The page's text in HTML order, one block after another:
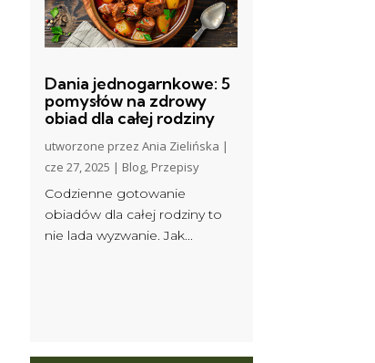
Dania jednogarnkowe: 5
pomysłów na zdrowy
obiad dla całej rodziny
utworzone przezAnia Zielińska |
cze 27, 2025 | Blog Przepisy
Codzienne gotowanie
obiadów dla całej rodziny to
nie lada wyzwanie. Jak...